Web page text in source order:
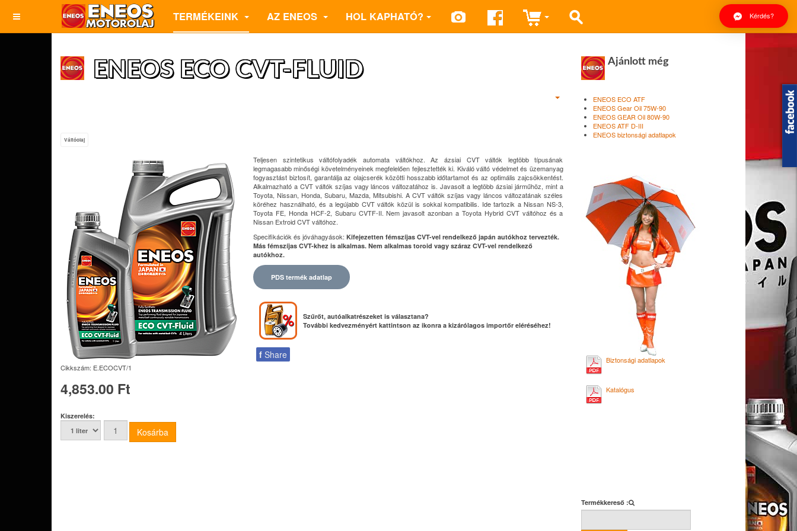
Kérdés?
TERMÉKEINK AZ ENEOS HOL KAPHATÓ?
ENEOS ECO CVT-FLUID
Váltóolaj
Teljesen szintetikus váltófolyadék automata váltókhoz. Az ázsiai CVT váltók legtöbb típusának
legmagasabb minőségi követelményeinek megfelelően fejlesztették ki. Kiváló váltó védelmet és üzemanyag
fogyasztást biztosít, garantálja az olajcserék közötti hosszabb időtartamot és az optimális zajcsökkentést.
Alkalmazható a CVT váltók szíjas vagy láncos változatához is. Javasolt a legtöbb ázsiai járműhöz, mint a
Toyota, Nissan, Honda, Subaru, Mazda, Mitsubishi. A CVT váltók szíjas vagy láncos változatának széles
köréhez használható, és a legújabb CVT váltók közül is sokkal kompatibilis. Ide tartozik a Nissan NS-3,
Toyota FE, Honda HCF-2, Subaru CVTF-II. Nem javasolt azonban a Toyota Hybrid CVT váltóhoz és a
Nissan Extroid CVT váltóhoz.
Specifikációk és jóváhagyások: Kifejezetten fémszíjas CVT-vel rendelkező japán autókhoz tervezték.
Más fémszíjas CVT-khez is alkalmas. Nem alkalmas toroid vagy száraz CVT-vel rendelkező
autókhoz.
PDS termék adatlap
Szűrőt, autóalkatrészeket is választana?
További kedvezményért kattintson az ikonra a kizárólagos importőr eléréséhez!
f Share
Cikkszám: E.ECOCVT/1
4,853.00 Ft
Kiszerelés:
Ajánlott még
ENEOS ECO ATF
ENEOS Gear Oil 75W-90
ENEOS GEAR Oil 80W-90
ENEOS ATF D-III
ENEOS biztonsági adatlapok
Biztonsági adatlapok
Katalógus
Termékkereső :